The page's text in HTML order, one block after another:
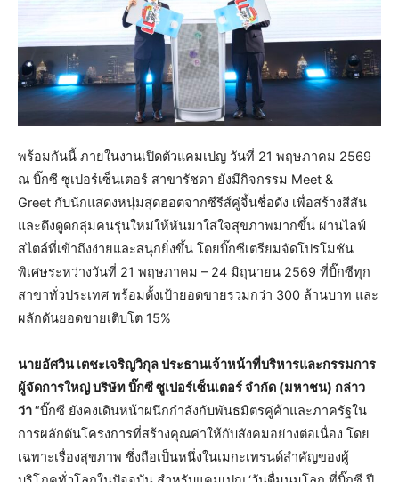
พร้อมกันนี้ ภายในงานเปิดตัวแคมเปญ วันที่ 21 พฤษภาคม 2569
ณ บิ๊กซี ซูเปอร์เซ็นเตอร์ สาขารัชดา ยังมีกิจกรรม Meet &
Greet กับนักแสดงหนุ่มสุดฮอตจากซีรีส์คู่จิ้นชื่อดัง เพื่อสร้างสีสัน
และดึงดูดกลุ่มคนรุ่นใหม่ให้หันมาใส่ใจสุขภาพมากขึ้น ผ่านไลฟ์
สไตล์ที่เข้าถึงง่ายและสนุกยิ่งขึ้น โดยบิ๊กซีเตรียมจัดโปรโมชัน
พิเศษระหว่างวันที่ 21 พฤษภาคม – 24 มิถุนายน 2569 ที่บิ๊กซีทุก
สาขาทั่วประเทศ พร้อมตั้งเป้ายอดขายรวมกว่า 300 ล้านบาท และ
ผลักดันยอดขายเติบโต 15%
นายอัศวิน เตชะเจริญวิกุล ประธานเจ้าหน้าที่บริหารและกรรมการ
ผู้จัดการใหญ่ บริษัท บิ๊กซี ซูเปอร์เซ็นเตอร์ จำกัด (มหาชน) กล่าว
ว่า“บิ๊กซี ยังคงเดินหน้าผนึกกำลังกับพันธมิตรคู่ค้าและภาครัฐใน
การผลักดันโครงการที่สร้างคุณค่าให้กับสังคมอย่างต่อเนื่อง โดย
เฉพาะเรื่องสุขภาพ ซึ่งถือเป็นหนึ่งในเมกะเทรนด์สำคัญของผู้